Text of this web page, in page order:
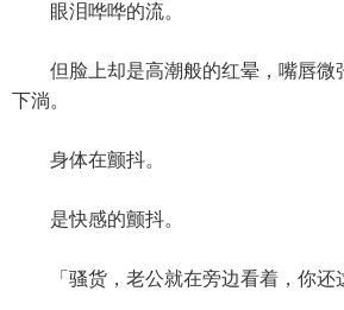
眼泪哗哗的流。
但脸上却是高潮般的红晕，嘴唇微
下淌。
身体在颤抖。
是快感的颤抖。
「骚货，老公就在旁边看着，你还